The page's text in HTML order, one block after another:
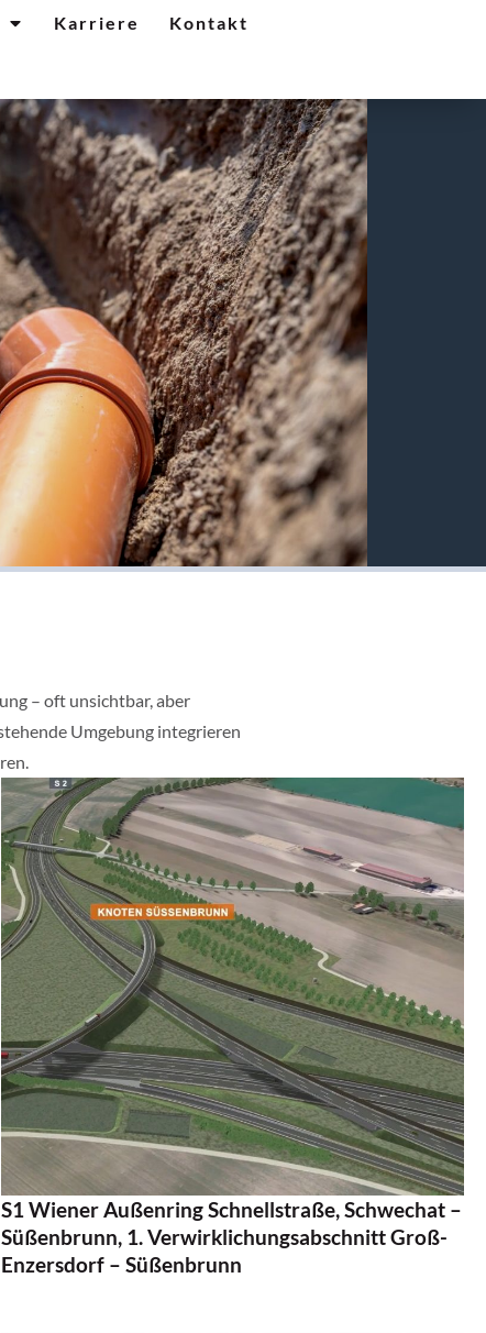
Karriere Kontakt
– oft unsichtbar, aber
Umgebung integrieren
Auftraggeber:ASFiNAG BMG GmbH
Projektgebiet:Marchfeld, Niederösterreich/Wien
Projektlänge:9,95 km
Bearbeitete Projektphase:Bauprojekt
Zeitraum:Beauftragung 2013, Verkehrsfreigabe
voraussichtlich 2030+
S1 Wiener Außenring Schnellstraße, Schwechat –
Süßenbrunn, 1. Verwirklichungsabschnitt Groß-
Enzersdorf – Süßenbrunn